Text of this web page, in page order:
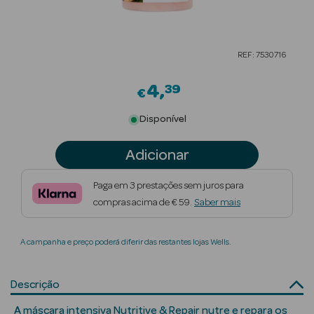
Beauty Season
Maquilhagem
Beauty Season
REF: 7530716
€4 39
Disponível
Adicionar
Paga em 3 prestações sem juros para
compras acima de € 59. Saber mais
A campanha e preço poderá diferir das restantes lojas Wells.
Descrição
A máscara intensiva Nutritive & Repair nutre e repara os